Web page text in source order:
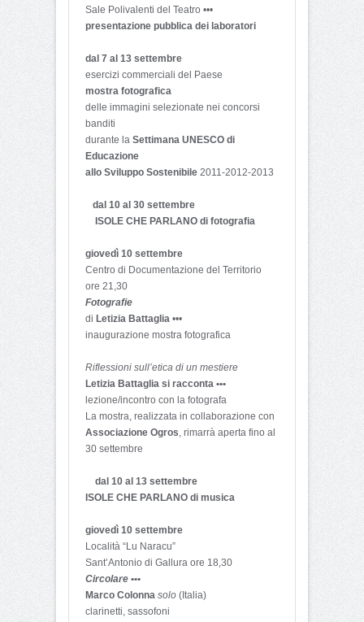
Sale Polivalenti del Teatro •••
presentazione pubblica dei laboratori
dal 7 al 13 settembre
esercizi commerciali del Paese
mostra fotografica
delle immagini selezionate nei concorsi
banditi
durante la Settimana UNESCO di
Educazione
allo Sviluppo Sostenibile 2011-2012-2013
dal 10 al 30 settembre
ISOLE CHE PARLANO di fotografia
giovedì 10 settembre
Centro di Documentazione del Territorio
ore 21,30
Fotografie
di Letizia Battaglia •••
inaugurazione mostra fotografica
Riflessioni sull’etica di un mestiere
Letizia Battaglia si racconta •••
lezione/incontro con la fotografa
La mostra, realizzata in collaborazione con
Associazione Ogros , rimarrà aperta fino al
30 settembre
dal 10 al 13 settembre
ISOLE CHE PARLANO di musica
giovedì 10 settembre
Località “Lu Naracu”
Sant’Antonio di Gallura ore 18,30
Circolare •••
Marco Colonna solo (Italia)
clarinetti, sassofoni